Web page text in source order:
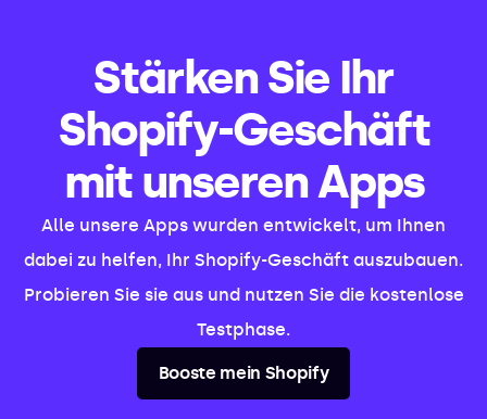
Stärken Sie Ihr
Shopify-Geschäft
mit unseren Apps
Alle unsere Apps wurden entwickelt, um Ihnen
dabei zu helfen, Ihr Shopify-Geschäft auszubauen.
Probieren Sie sie aus und nutzen Sie die kostenlose
Testphase.
Booste mein Shopify